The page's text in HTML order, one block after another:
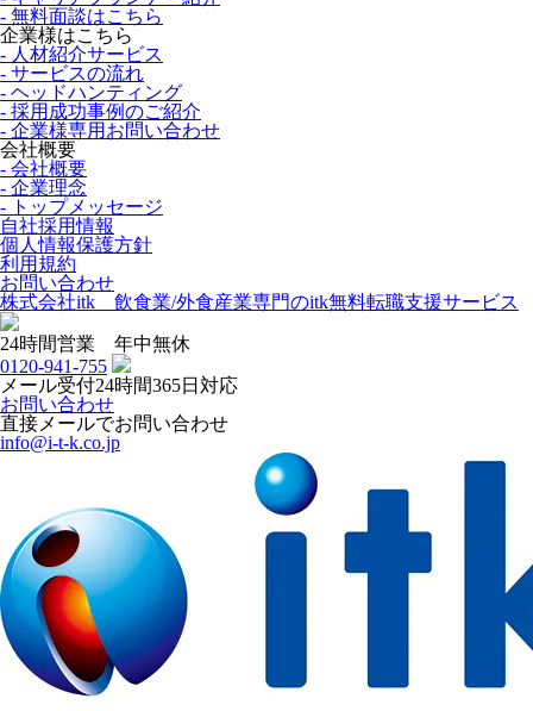
- 無料面談はこちら
企業様はこちら
- 人材紹介サービス
- サービスの流れ
- ヘッドハンティング
- 採用成功事例のご紹介
- 企業様専用お問い合わせ
会社概要
- 会社概要
- 企業理念
- トップメッセージ
自社採用情報
個人情報保護方針
利用規約
お問い合わせ
株式会社itk 飲食業/外食産業専門のitk無料転職支援サービス
24時間営業 年中無休
0120-941-755
メール受付24時間365日対応
お問い合わせ
直接メールでお問い合わせ
info@i-t-k.co.jp